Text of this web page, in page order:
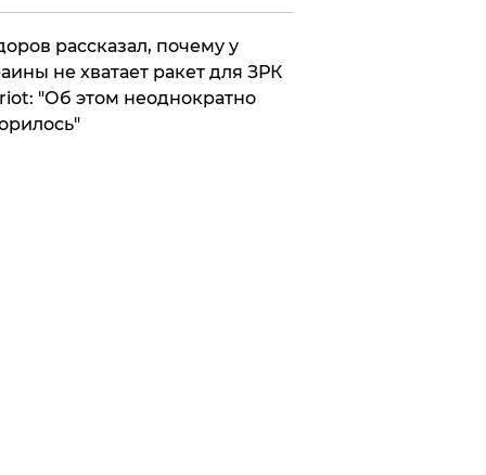
рассказал, почему у
не хватает ракет для ЗРК
"Об этом неоднократно